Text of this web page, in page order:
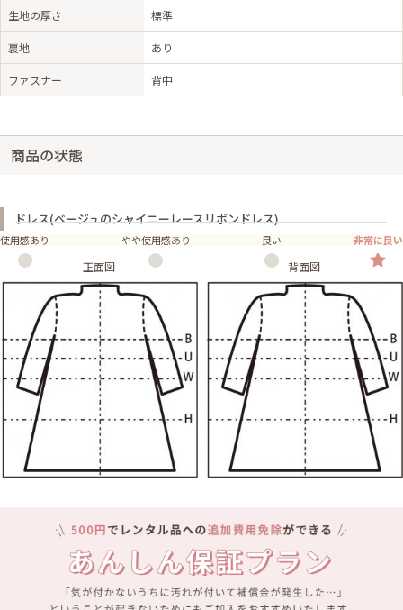
生地の厚さ 標準
裏地 あり
ファスナー 背中
商品の状態
ドレス(ベージュのシャイニーレースリボンドレス)
使用感あり やや使用感あり 良い 非常に良い
正面図 背面図